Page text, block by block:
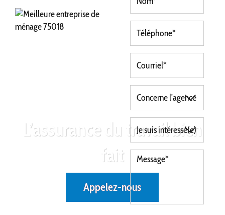
L’assurance du travail bien
fait
Appelez-nous